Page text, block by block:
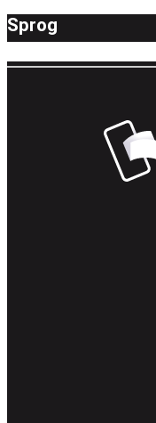
Sprog